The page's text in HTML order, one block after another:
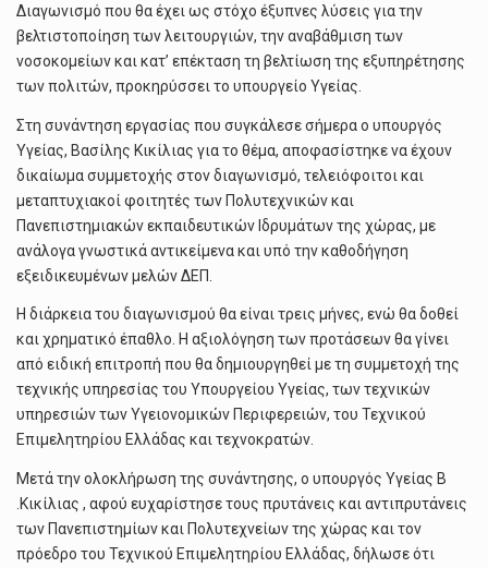
Διαγωνισμό που θα έχει ως στόχο έξυπνες λύσεις για την
βελτιστοποίηση των λειτουργιών, την αναβάθμιση των
νοσοκομείων και κατ’ επέκταση τη βελτίωση της εξυπηρέτησης
των πολιτών, προκηρύσσει το υπουργείο Υγείας.
Στη συνάντηση εργασίας που συγκάλεσε σήμερα ο υπουργός
Υγείας, Βασίλης Κικίλιας για το θέμα, αποφασίστηκε να έχουν
δικαίωμα συμμετοχής στον διαγωνισμό, τελειόφοιτοι και
μεταπτυχιακοί φοιτητές των Πολυτεχνικών και
Πανεπιστημιακών εκπαιδευτικών Ιδρυμάτων της χώρας, με
ανάλογα γνωστικά αντικείμενα και υπό την καθοδήγηση
εξειδικευμένων μελών ΔΕΠ.
Η διάρκεια του διαγωνισμού θα είναι τρεις μήνες, ενώ θα δοθεί
και χρηματικό έπαθλο. Η αξιολόγηση των προτάσεων θα γίνει
από ειδική επιτροπή που θα δημιουργηθεί με τη συμμετοχή της
τεχνικής υπηρεσίας του Υπουργείου Υγείας, των τεχνικών
υπηρεσιών των Υγειονομικών Περιφερειών, του Τεχνικού
Επιμελητηρίου Ελλάδας και τεχνοκρατών.
Μετά την ολοκλήρωση της συνάντησης, ο υπουργός Υγείας Β
.Κικίλιας , αφού ευχαρίστησε τους πρυτάνεις και αντιπρυτάνεις
των Πανεπιστημίων και Πολυτεχνείων της χώρας και τον
πρόεδρο του Τεχνικού Επιμελητηρίου Ελλάδας, δήλωσε ότι